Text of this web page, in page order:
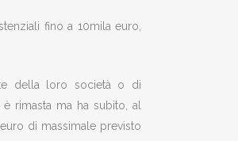
fino a 10mila euro,
della loro società o di
rimasta ma ha subito, al
di massimale previsto